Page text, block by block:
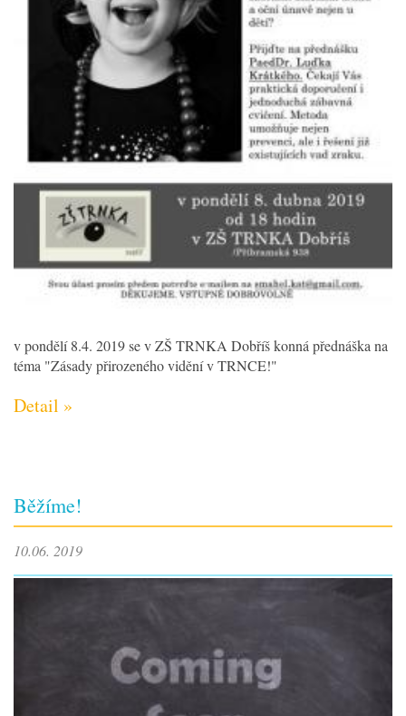
v pondělí 8.4. 2019 se v ZŠ TRNKA Dobříš konná přednáška na
téma "Zásady přirozeného vidění v TRNCE!"
Detail »
Běžíme!
10.06. 2019